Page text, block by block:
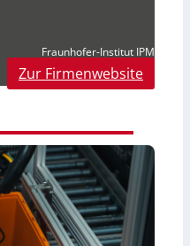
Fraunhofer-Institut IPM
Zur Firmenwebsite